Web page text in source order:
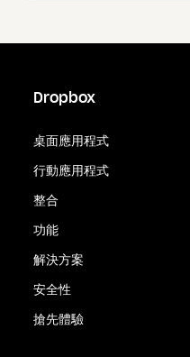
Dropbox
桌面應用程式
行動應用程式
整合
功能
解決方案
安全性
搶先體驗